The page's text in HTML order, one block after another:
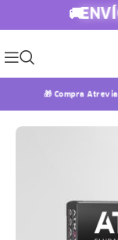
🚚
🎁 Compra Atrevia